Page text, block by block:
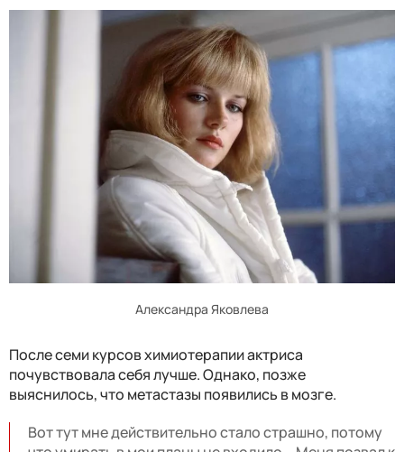
Александра Яковлева
После семи курсов химиотерапии актриса
почувствовала себя лучше. Однако, позже
выяснилось, что метастазы появились в мозге.
Вот тут мне действительно стало страшно, потому